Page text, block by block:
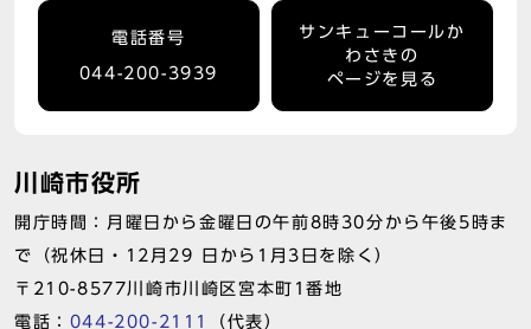
電話番号
044-200-3939
サンキューコールか
わさきの
ページを見る
川崎市役所
開庁時間：月曜日から金曜日の午前8時30分から午後5時ま
で（祝休日・12月29 日から1月3日を除く）
〒210-8577川崎市川崎区宮本町1番地
電話： 044-200-2111 （代表）